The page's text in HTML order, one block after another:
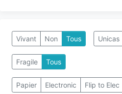
Vivant Non Tous Unicas
Fragile Tous
Papier Electronic Flip to Elec